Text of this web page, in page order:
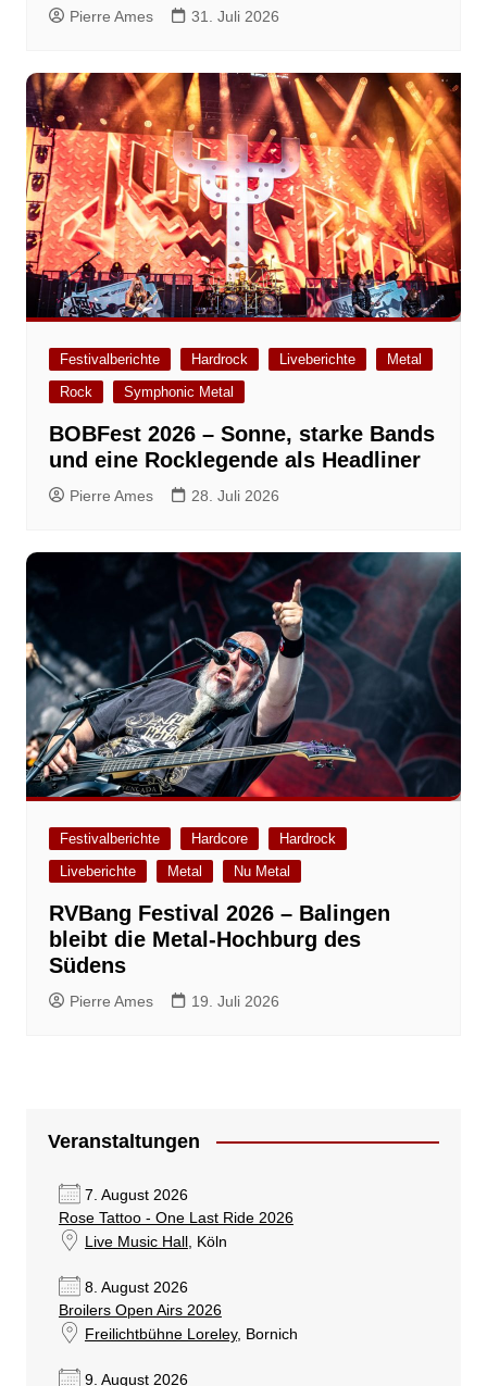
Pierre Ames 31. Juli 2026
Festivalberichte Hardrock Liveberichte
Metal
Rock
Symphonic Metal
BOBFest 2026 – Sonne, starke Bands
und eine Rocklegende als Headliner
Pierre Ames 28. Juli 2026
Festivalberichte Hardcore
Hardrock
Liveberichte
Metal Nu Metal
RVBang Festival 2026 – Balingen
bleibt die Metal-Hochburg des
Südens
Pierre Ames 19. Juli 2026
Veranstaltungen
7. August 2026
Rose Tattoo - One Last Ride 2026
Live Music Hall
, Köln
8. August 2026
Broilers Open Airs 2026
Freilichtbühne Loreley, Bornich
9. August 2026